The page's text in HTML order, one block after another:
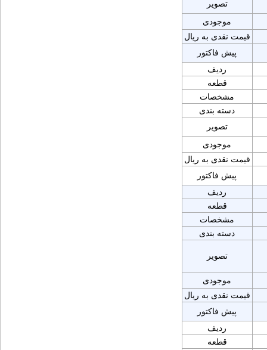
تصویر
موجودی
قیمت نقدی به ریال
پیش فاکتور
ردیف
قطعه
مشخصات
دسته بندی
تصویر
موجودی
قیمت نقدی به ریال
پیش فاکتور
ردیف
قطعه
مشخصات
دسته بندی
تصویر
موجودی
قیمت نقدی به ریال
پیش فاکتور
ردیف
قطعه